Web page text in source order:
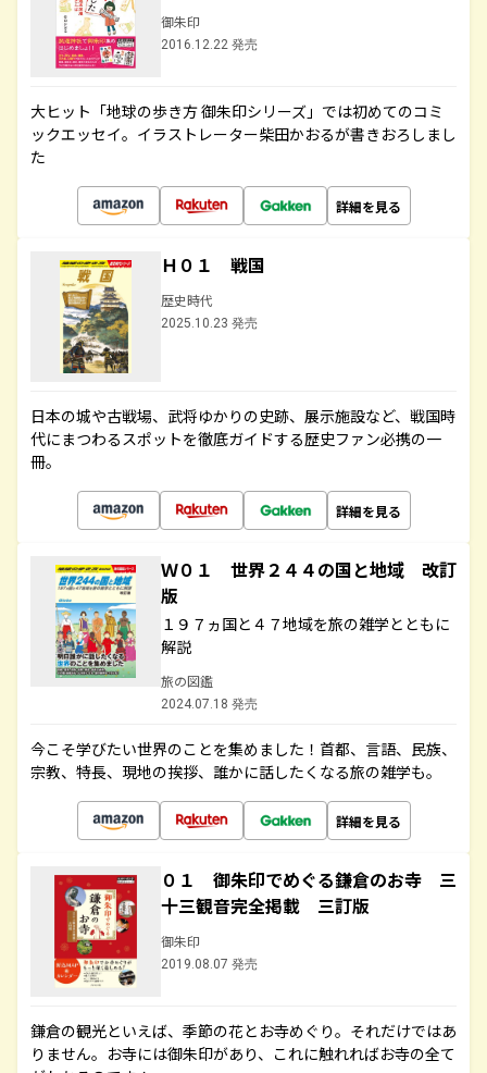
御朱印
2016.12.22 発売
大ヒット「地球の歩き方 御朱印シリーズ」では初めてのコミ
ックエッセイ。イラストレーター柴田かおるが書きおろしまし
た
詳細を見る
Ｈ０１ 戦国
歴史時代
2025.10.23 発売
日本の城や古戦場、武将ゆかりの史跡、展示施設など、戦国時
代にまつわるスポットを徹底ガイドする歴史ファン必携の一
冊。
詳細を見る
Ｗ０１ 世界２４４の国と地域 改訂
版
１９７ヵ国と４７地域を旅の雑学とともに
解説
旅の図鑑
2024.07.18 発売
今こそ学びたい世界のことを集めました！首都、言語、民族、
宗教、特長、現地の挨拶、誰かに話したくなる旅の雑学も。
詳細を見る
０１ 御朱印でめぐる鎌倉のお寺 三
十三観音完全掲載 三訂版
御朱印
2019.08.07 発売
鎌倉の観光といえば、季節の花とお寺めぐり。それだけではあ
りません。お寺には御朱印があり、これに触れればお寺の全て